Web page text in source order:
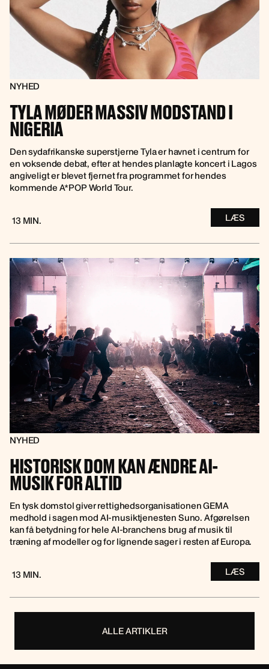
NYHED
TYLA MØDER MASSIV MODSTAND I
NIGERIA
Den sydafrikanske superstjerne Tyla er havnet i centrum for
en voksende debat, efter at hendes planlagte koncert i Lagos
angiveligt er blevet fjernet fra programmet for hendes
kommende A*POP World Tour.
13 MIN. LÆS
NYHED
HISTORISK DOM KAN ÆNDRE AI-
MUSIK FOR ALTID
En tysk domstol giver rettighedsorganisationen GEMA
medhold i sagen mod AI-musiktjenesten Suno. Afgørelsen
kan få betydning for hele AI-branchens brug af musik til
træning af modeller og for lignende sager i resten af Europa.
13 MIN. LÆS
ALLE ARTIKLER